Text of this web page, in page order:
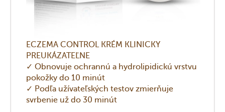
ECZEMA CONTROL KRÉM KLINICKY
PREUKÁZATEĽNE
✓ Obnovuje ochrannú a hydrolipidickú vrstvu
pokožky do 10 minút
✓ Podľa užívateľských testov zmierňuje
svrbenie už do 30 minút